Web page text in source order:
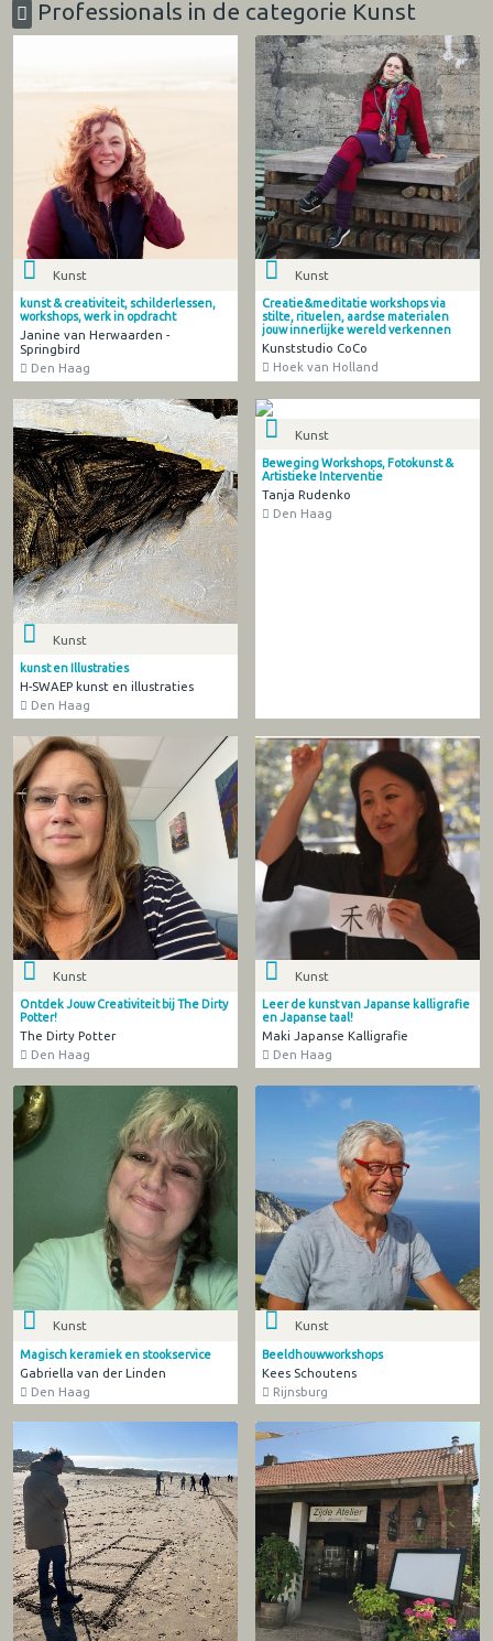
Professionals in de categorie Kunst
Kunst
kunst & creativiteit, schilderlessen,
workshops, werk in opdracht
Janine van Herwaarden -
Springbird
Den Haag
Kunst
Creatie&meditatie workshops via
stilte, rituelen, aardse materialen
jouw innerlijke wereld verkennen
Kunststudio CoCo
Hoek van Holland
Kunst
kunst en Illustraties
H-SWAEP kunst en illustraties
Den Haag
Kunst
Beweging Workshops, Fotokunst &
Artistieke Interventie
Tanja Rudenko
Den Haag
Kunst
Ontdek Jouw Creativiteit bij The Dirty
Potter!
The Dirty Potter
Den Haag
Kunst
Leer de kunst van Japanse kalligrafie
en Japanse taal!
Maki Japanse Kalligrafie
Den Haag
Kunst
Magisch keramiek en stookservice
Gabriella van der Linden
Den Haag
Kunst
Beeldhouwworkshops
Kees Schoutens
Rijnsburg